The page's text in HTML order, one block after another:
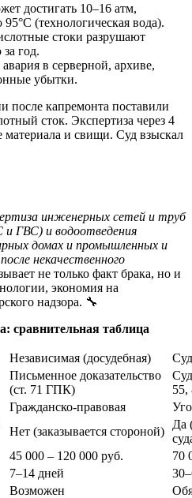
достигать 10–16 атм,
(технологическая вода).
стоки разрушают
год.
в серверной, архиве,
убытки.
после капремонта поставили
сток. Экспертиза через 4
материала и свищи. Суд взыскал
инженерных сетей и труб
ГВС) и водоотведения
домах и промышленных и
некачественного
не только факт брака, но и
экономия на
надзора. 🔧
сравнительная таблица
Независимая (досудебная)
Письменное доказательство
(ст. 71 ГПК)
Гражданско-правовая
Нет (заказывается стороной)
Да
45 000 – 120 000 руб.
70
7–14 дней
Возможен